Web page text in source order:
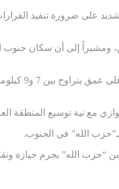
على ضرورة تنفيذ
ومشيراً إلى أن سكان
وفي السياق،
الله” بجرم حيازة